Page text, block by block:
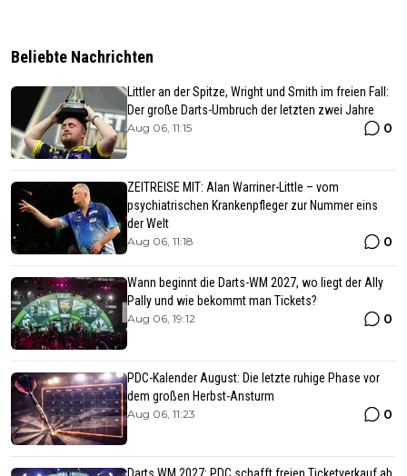
Beliebte Nachrichten
Littler an der Spitze, Wright und Smith im freien Fall:
Der große Darts-Umbruch der letzten zwei Jahre
Aug 06, 11:15 0
ZEITREISE MIT: Alan Warriner-Little – vom
psychiatrischen Krankenpfleger zur Nummer eins
der Welt
Aug 06, 11:18 0
Wann beginnt die Darts-WM 2027, wo liegt der Ally
Pally und wie bekommt man Tickets?
Aug 06, 19:12 0
PDC-Kalender August: Die letzte ruhige Phase vor
dem großen Herbst-Ansturm
Aug 06, 11:23 0
Darts WM 2027: PDC schafft freien Ticketverkauf ab